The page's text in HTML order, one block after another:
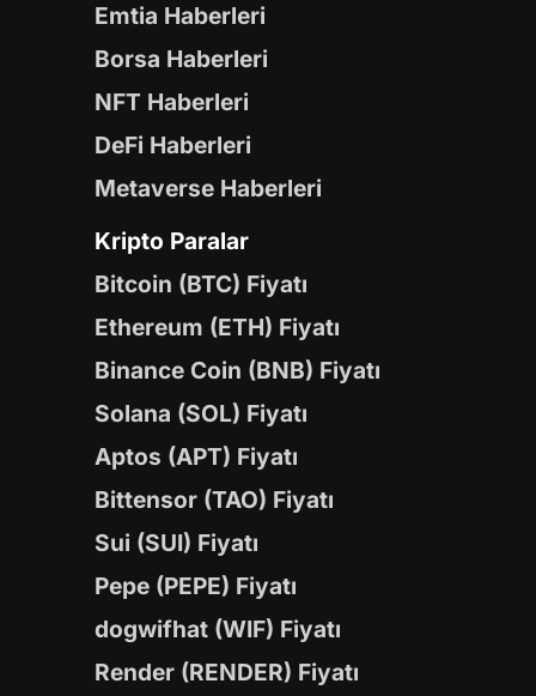
Emtia Haberleri
Borsa Haberleri
NFT Haberleri
DeFi Haberleri
Metaverse Haberleri
Kripto Paralar
Bitcoin (BTC) Fiyatı
Ethereum (ETH) Fiyatı
Binance Coin (BNB) Fiyatı
Solana (SOL) Fiyatı
Aptos (APT) Fiyatı
Bittensor (TAO) Fiyatı
Sui (SUI) Fiyatı
Pepe (PEPE) Fiyatı
dogwifhat (WIF) Fiyatı
Render (RENDER) Fiyatı